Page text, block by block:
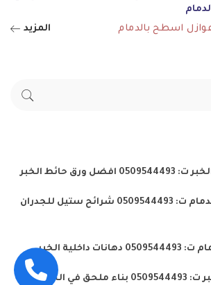
اسطح بالدمام
المزيد
ورق حائط الخبر
ديكورات استيل الدمام ت: 0509544493 شرائح ستيل للجدران
داخلية الخبر
مقاول ملاحق الخبر ت: 0509544493 بناء ملحق في الحوش